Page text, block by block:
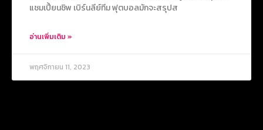
แชมเปี้ยนชิพ เบิร์นลีย์ทีม ฟุตบอลมักจะสรุปส
อ่านเพิ่มเติม »
พฤศจิกายน 11, 2023